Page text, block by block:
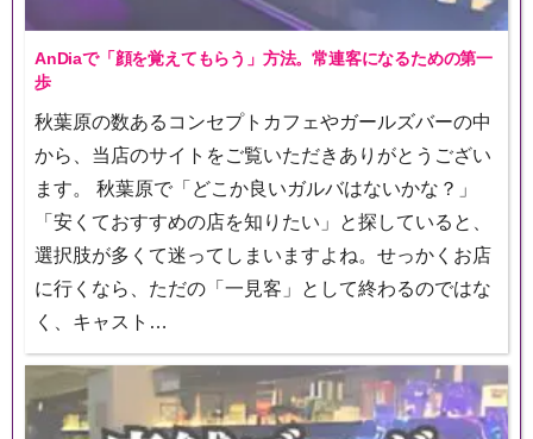
AnDiaで「顔を覚えてもらう」方法。常連客になるための第一
歩
秋葉原の数あるコンセプトカフェやガールズバーの中
から、当店のサイトをご覧いただきありがとうござい
ます。 秋葉原で「どこか良いガルバはないかな？」
「安くておすすめの店を知りたい」と探していると、
選択肢が多くて迷ってしまいますよね。せっかくお店
に行くなら、ただの「一見客」として終わるのではな
く、キャスト…